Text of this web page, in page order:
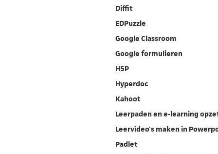
Diffit
EDPuzzle
Google Classroom
Google formulieren
H5P
Hyperdoc
Kahoot
Leerpaden en e-learning
Leervideo's maken in
Padlet